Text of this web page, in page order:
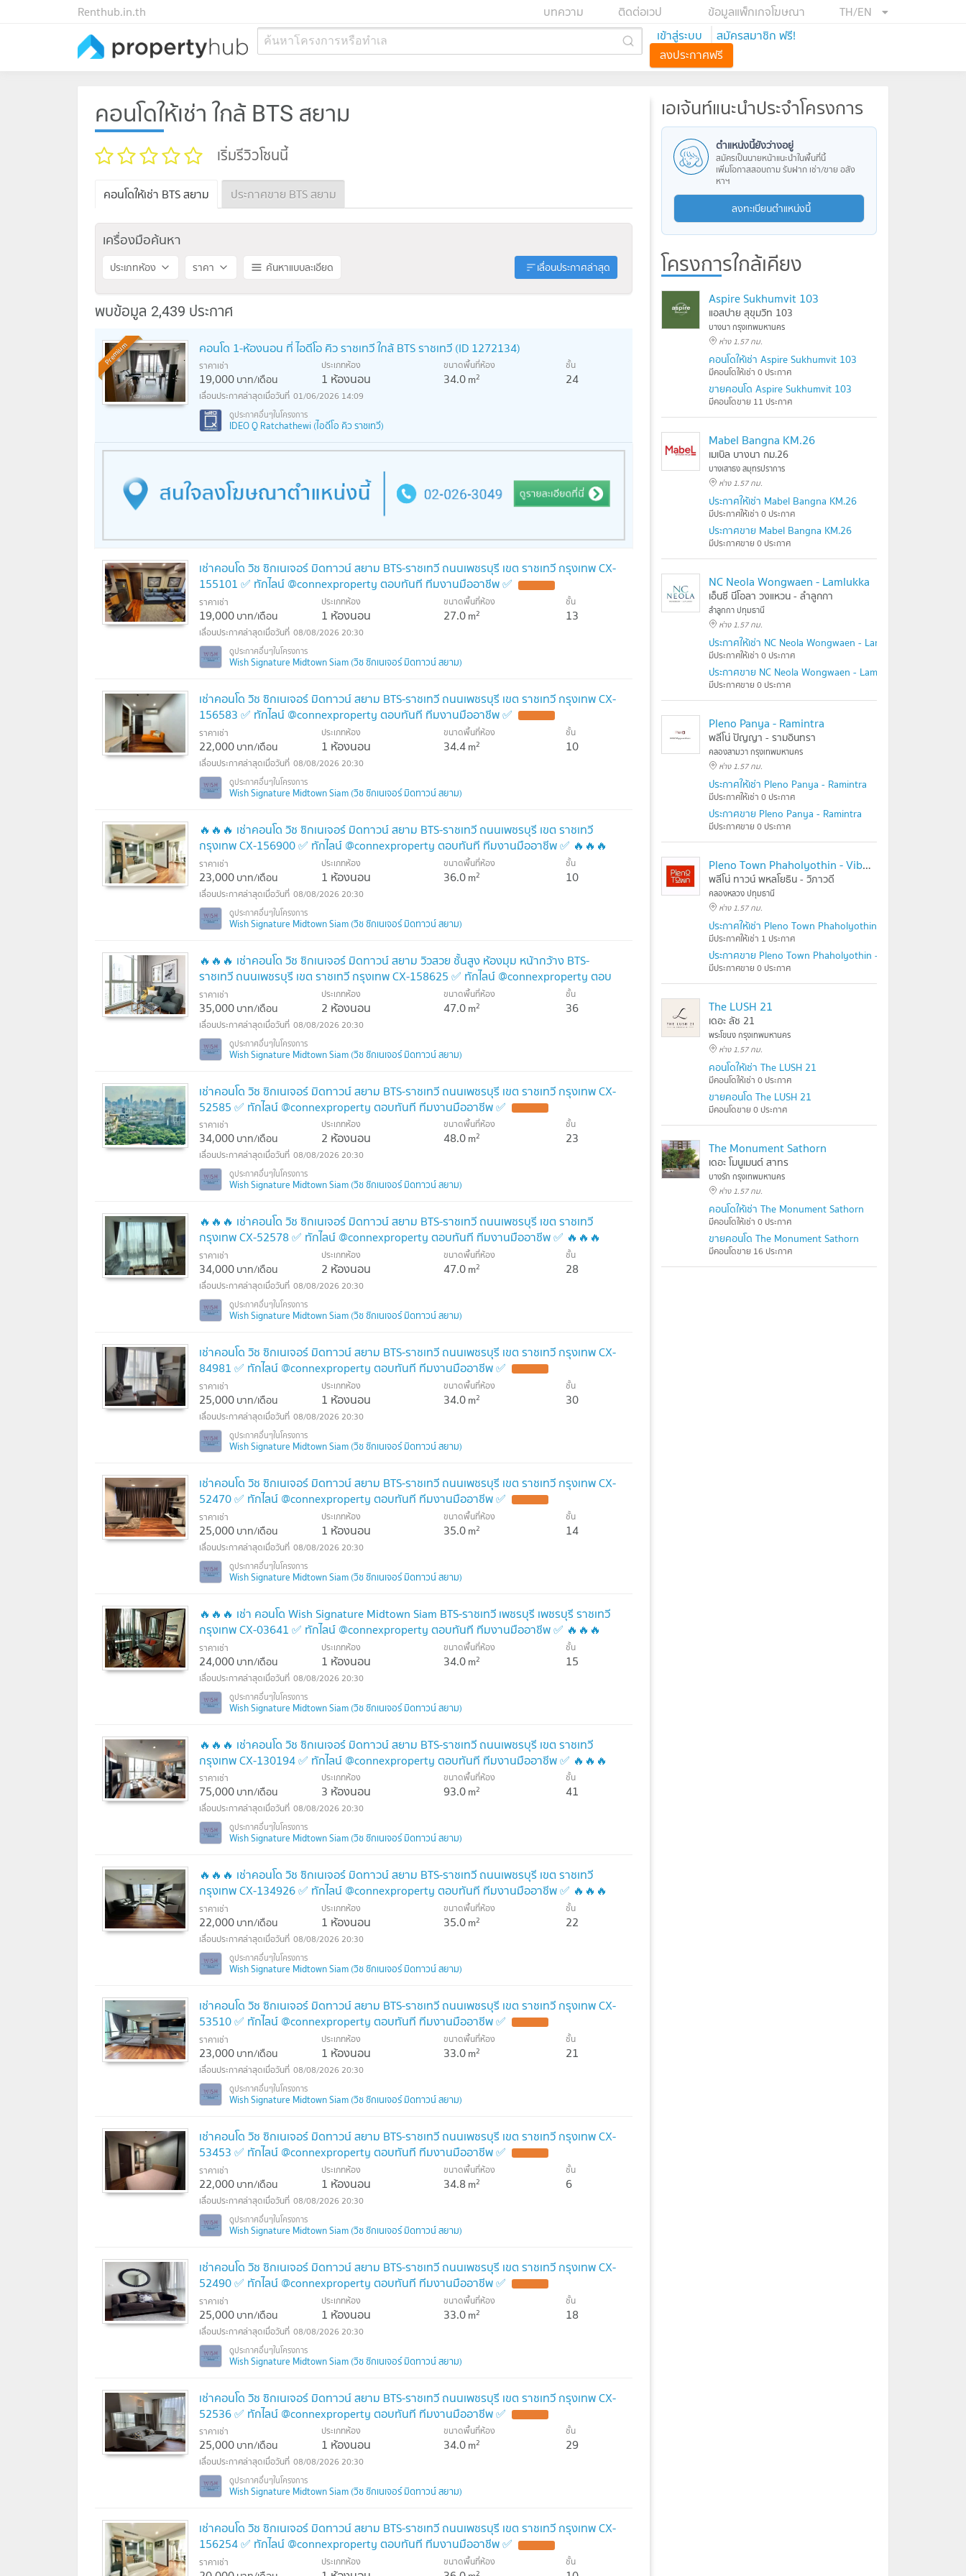
TH/EN
ข้อมูลแพ็กเกจโฆษณา
ติดต่อเวป
บทความ
Renthub.in.th
ค้นหาโครงการหรือทำเล เข้าสู่ระบบ
สมัครสมาชิก ฟรี!
ลงประกาศฟรี
คอนโดให้เช่า ใกล้ BTS สยาม
เริ่มรีวิวโซนนี้
คอนโดให้เช่า BTS สยาม ประกาศขาย BTS สยาม
เครื่องมือค้นหา
ประเภทห้อง ราคา ค้นหาแบบละเอียด เลื่อนประกาศล่าสุด
พบข้อมูล 2,439 ประกาศ
Premium คอนโด 1-ห้องนอน ที่ ไอดีโอ คิว ราชเทวี ใกล้ BTS ราชเทวี (ID 1272134)
ราคาเช่า
19,000บาท/เดือน
ประเภทห้อง
1 ห้องนอน
ขนาดพื้นที่ห้อง
34.0m2
ชั้น
24
01/06/2026 14:09
IDEO Q Ratchathewi (ไอดีโอ คิว ราชเทวี)
เช่าคอนโด วิช ซิกเนเจอร์ มิดทาวน์ สยาม BTS-ราชเทวี ถนนเพชรบุรี เขต ราชเทวี กรุงเทพ CX-
155101 ✅ ทักไลน์ @connexproperty ตอบทันที ทีมงานมืออาชีพ ✅
ราคาเช่า
19,000บาท/เดือน
ประเภทห้อง
1 ห้องนอน
ขนาดพื้นที่ห้อง
27.0m2
ชั้น
13
08/08/2026 20:30
Wish Signature Midtown Siam (วิช ซิกเนเจอร์ มิดทาวน์ สยาม)
เช่าคอนโด วิช ซิกเนเจอร์ มิดทาวน์ สยาม BTS-ราชเทวี ถนนเพชรบุรี เขต ราชเทวี กรุงเทพ CX-
156583 ✅ ทักไลน์ @connexproperty ตอบทันที ทีมงานมืออาชีพ ✅
ราคาเช่า
22,000บาท/เดือน
ประเภทห้อง
1 ห้องนอน
ขนาดพื้นที่ห้อง
34.4m2
ชั้น
10
08/08/2026 20:30
Wish Signature Midtown Siam (วิช ซิกเนเจอร์ มิดทาวน์ สยาม)
🔥🔥🔥 เช่าคอนโด วิช ซิกเนเจอร์ มิดทาวน์ สยาม BTS-ราชเทวี ถนนเพชรบุรี เขต ราชเทวี
กรุงเทพ CX-156900 ✅ ทักไลน์ @connexproperty ตอบทันที ทีมงานมืออาชีพ ✅ 🔥🔥🔥
ราคาเช่า
23,000บาท/เดือน
ประเภทห้อง
1 ห้องนอน
ขนาดพื้นที่ห้อง
36.0m2
ชั้น
10
08/08/2026 20:30
Wish Signature Midtown Siam (วิช ซิกเนเจอร์ มิดทาวน์ สยาม)
🔥🔥🔥 เช่าคอนโด วิช ซิกเนเจอร์ มิดทาวน์ สยาม วิวสวย ชั้นสูง ห้องมุม หน้ากว้าง BTS-
ราชเทวี ถนนเพชรบุรี เขต ราชเทวี กรุงเทพ CX-158625 ✅ ทักไลน์ @connexproperty ตอบ
ทันที ทีมงานมืออาชีพ ✅ 🔥🔥🔥
ราคาเช่า
35,000บาท/เดือน
ประเภทห้อง
2 ห้องนอน
ขนาดพื้นที่ห้อง
47.0m2
ชั้น
36
08/08/2026 20:30
Wish Signature Midtown Siam (วิช ซิกเนเจอร์ มิดทาวน์ สยาม)
เช่าคอนโด วิช ซิกเนเจอร์ มิดทาวน์ สยาม BTS-ราชเทวี ถนนเพชรบุรี เขต ราชเทวี กรุงเทพ CX-
52585 ✅ ทักไลน์ @connexproperty ตอบทันที ทีมงานมืออาชีพ ✅
ราคาเช่า
34,000บาท/เดือน
ประเภทห้อง
2 ห้องนอน
ขนาดพื้นที่ห้อง
48.0m2
ชั้น
23
08/08/2026 20:30
Wish Signature Midtown Siam (วิช ซิกเนเจอร์ มิดทาวน์ สยาม)
🔥🔥🔥 เช่าคอนโด วิช ซิกเนเจอร์ มิดทาวน์ สยาม BTS-ราชเทวี ถนนเพชรบุรี เขต ราชเทวี
กรุงเทพ CX-52578 ✅ ทักไลน์ @connexproperty ตอบทันที ทีมงานมืออาชีพ ✅ 🔥🔥🔥
ราคาเช่า
34,000บาท/เดือน
ประเภทห้อง
2 ห้องนอน
ขนาดพื้นที่ห้อง
47.0m2
ชั้น
28
08/08/2026 20:30
Wish Signature Midtown Siam (วิช ซิกเนเจอร์ มิดทาวน์ สยาม)
เช่าคอนโด วิช ซิกเนเจอร์ มิดทาวน์ สยาม BTS-ราชเทวี ถนนเพชรบุรี เขต ราชเทวี กรุงเทพ CX-
84981 ✅ ทักไลน์ @connexproperty ตอบทันที ทีมงานมืออาชีพ ✅
ราคาเช่า
25,000บาท/เดือน
ประเภทห้อง
1 ห้องนอน
ขนาดพื้นที่ห้อง
34.0m2
ชั้น
30
08/08/2026 20:30
Wish Signature Midtown Siam (วิช ซิกเนเจอร์ มิดทาวน์ สยาม)
เช่าคอนโด วิช ซิกเนเจอร์ มิดทาวน์ สยาม BTS-ราชเทวี ถนนเพชรบุรี เขต ราชเทวี กรุงเทพ CX-
52470 ✅ ทักไลน์ @connexproperty ตอบทันที ทีมงานมืออาชีพ ✅
ราคาเช่า
25,000บาท/เดือน
ประเภทห้อง
1 ห้องนอน
ขนาดพื้นที่ห้อง
35.0m2
ชั้น
14
08/08/2026 20:30
Wish Signature Midtown Siam (วิช ซิกเนเจอร์ มิดทาวน์ สยาม)
🔥🔥🔥 เช่า คอนโด Wish Signature Midtown Siam BTS-ราชเทวี เพชรบุรี เพชรบุรี ราชเทวี
กรุงเทพ CX-03641 ✅ ทักไลน์ @connexproperty ตอบทันที ทีมงานมืออาชีพ ✅ 🔥🔥🔥
ราคาเช่า
24,000บาท/เดือน
ประเภทห้อง
1 ห้องนอน
ขนาดพื้นที่ห้อง
34.0m2
ชั้น
15
08/08/2026 20:30
Wish Signature Midtown Siam (วิช ซิกเนเจอร์ มิดทาวน์ สยาม)
🔥🔥🔥 เช่าคอนโด วิช ซิกเนเจอร์ มิดทาวน์ สยาม BTS-ราชเทวี ถนนเพชรบุรี เขต ราชเทวี
กรุงเทพ CX-130194 ✅ ทักไลน์ @connexproperty ตอบทันที ทีมงานมืออาชีพ ✅ 🔥🔥🔥
ราคาเช่า
75,000บาท/เดือน
ประเภทห้อง
3 ห้องนอน
ขนาดพื้นที่ห้อง
93.0m2
ชั้น
41
08/08/2026 20:30
Wish Signature Midtown Siam (วิช ซิกเนเจอร์ มิดทาวน์ สยาม)
🔥🔥🔥 เช่าคอนโด วิช ซิกเนเจอร์ มิดทาวน์ สยาม BTS-ราชเทวี ถนนเพชรบุรี เขต ราชเทวี
กรุงเทพ CX-134926 ✅ ทักไลน์ @connexproperty ตอบทันที ทีมงานมืออาชีพ ✅ 🔥🔥🔥
ราคาเช่า
22,000บาท/เดือน
ประเภทห้อง
1 ห้องนอน
ขนาดพื้นที่ห้อง
35.0m2
ชั้น
22
08/08/2026 20:30
Wish Signature Midtown Siam (วิช ซิกเนเจอร์ มิดทาวน์ สยาม)
เช่าคอนโด วิช ซิกเนเจอร์ มิดทาวน์ สยาม BTS-ราชเทวี ถนนเพชรบุรี เขต ราชเทวี กรุงเทพ CX-
53510 ✅ ทักไลน์ @connexproperty ตอบทันที ทีมงานมืออาชีพ ✅
ราคาเช่า
23,000บาท/เดือน
ประเภทห้อง
1 ห้องนอน
ขนาดพื้นที่ห้อง
33.0m2
ชั้น
21
08/08/2026 20:30
Wish Signature Midtown Siam (วิช ซิกเนเจอร์ มิดทาวน์ สยาม)
เช่าคอนโด วิช ซิกเนเจอร์ มิดทาวน์ สยาม BTS-ราชเทวี ถนนเพชรบุรี เขต ราชเทวี กรุงเทพ CX-
53453 ✅ ทักไลน์ @connexproperty ตอบทันที ทีมงานมืออาชีพ ✅
ราคาเช่า
22,000บาท/เดือน
ประเภทห้อง
1 ห้องนอน
ขนาดพื้นที่ห้อง
34.8 m2
ชั้น
6
08/08/2026 20:30
Wish Signature Midtown Siam (วิช ซิกเนเจอร์ มิดทาวน์ สยาม)
เช่าคอนโด วิช ซิกเนเจอร์ มิดทาวน์ สยาม BTS-ราชเทวี ถนนเพชรบุรี เขต ราชเทวี กรุงเทพ CX-
52490 ✅ ทักไลน์ @connexproperty ตอบทันที ทีมงานมืออาชีพ ✅
ราคาเช่า
25,000บาท/เดือน
ประเภทห้อง
1 ห้องนอน
ขนาดพื้นที่ห้อง
33.0m2
ชั้น
18
08/08/2026 20:30
Wish Signature Midtown Siam (วิช ซิกเนเจอร์ มิดทาวน์ สยาม)
เช่าคอนโด วิช ซิกเนเจอร์ มิดทาวน์ สยาม BTS-ราชเทวี ถนนเพชรบุรี เขต ราชเทวี กรุงเทพ CX-
52536 ✅ ทักไลน์ @connexproperty ตอบทันที ทีมงานมืออาชีพ ✅
ราคาเช่า
25,000บาท/เดือน
ประเภทห้อง
1 ห้องนอน
ขนาดพื้นที่ห้อง
34.0m2
ชั้น
29
08/08/2026 20:30
Wish Signature Midtown Siam (วิช ซิกเนเจอร์ มิดทาวน์ สยาม)
เช่าคอนโด วิช ซิกเนเจอร์ มิดทาวน์ สยาม BTS-ราชเทวี ถนนเพชรบุรี เขต ราชเทวี กรุงเทพ CX-
156254 ✅ ทักไลน์ @connexproperty ตอบทันที ทีมงานมืออาชีพ ✅
ราคาเช่า ประเภทห้อง ขนาดพื้นที่ห้อง ชั้น
เอเจ้นท์แนะนำประจำโครงการ
ตำแหน่งนี้ยังว่างอยู่
สมัครเป็นนายหน้าแนะนำในพื้นที่นี้
เพิ่มโอกาสสอบถาม รับฝาก เช่า/ขาย อสัง
หาฯ
ลงทะเบียนตำแหน่งนี้
โครงการใกล้เคียง
Aspire Sukhumvit 103
แอสปาย สุขุมวิท 103
บางนา กรุงเทพมหานคร
ห่าง 1.57 กม.
คอนโดให้เช่า Aspire Sukhumvit 103
มีคอนโดให้เช่า 0 ประกาศ
ขายคอนโด Aspire Sukhumvit 103
มีคอนโดขาย 11 ประกาศ
Mabel Bangna KM.26
เมเบิล บางนา กม.26
บางเสาธง สมุทรปราการ
ห่าง 1.57 กม.
ประกาศให้เช่า Mabel Bangna KM.26
มีประกาศให้เช่า 0 ประกาศ
ประกาศขาย Mabel Bangna KM.26
มีประกาศขาย 0 ประกาศ
NC Neola Wongwaen - Lamlukka
เอ็นซี นีโอลา วงแหวน - ลำลูกกา
ลำลูกกา ปทุมธานี
ห่าง 1.57 กม.
ประกาศให้เช่า NC Neola Wongwaen - Lamlukka
มีประกาศให้เช่า 0 ประกาศ
ประกาศขาย NC Neola Wongwaen - Lamlukka
มีประกาศขาย 0 ประกาศ
Pleno Panya - Ramintra
พลีโน่ ปัญญา - รามอินทรา
คลองสามวา กรุงเทพมหานคร
ห่าง 1.57 กม.
ประกาศให้เช่า Pleno Panya - Ramintra
มีประกาศให้เช่า 0 ประกาศ
ประกาศขาย Pleno Panya - Ramintra
มีประกาศขาย 0 ประกาศ
Pleno Town Phaholyothin - Vibhavadi
พลีโน่ ทาวน์ พหลโยธิน - วิภาวดี
คลองหลวง ปทุมธานี
ห่าง 1.57 กม.
ประกาศให้เช่า Pleno Town Phaholyothin - Vibhavadi
มีประกาศให้เช่า 1 ประกาศ
ประกาศขาย Pleno Town Phaholyothin - Vibhavadi
มีประกาศขาย 0 ประกาศ
The LUSH 21
เดอะ ลัช 21
พระโขนง กรุงเทพมหานคร
ห่าง 1.57 กม.
คอนโดให้เช่า The LUSH 21
มีคอนโดให้เช่า 0 ประกาศ
ขายคอนโด The LUSH 21
มีคอนโดขาย 0 ประกาศ
The Monument Sathorn
เดอะ โมนูเมนต์ สาทร
บางรัก กรุงเทพมหานคร
ห่าง 1.57 กม.
คอนโดให้เช่า The Monument Sathorn
มีคอนโดให้เช่า 0 ประกาศ
ขายคอนโด The Monument Sathorn
มีคอนโดขาย 16 ประกาศ